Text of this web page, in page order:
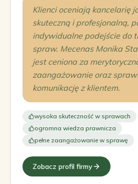
Klienci oceniają kancelarię
skuteczną i profesjonalną,
indywidualne podejście do
spraw. Mecenas Monika
jest ceniona za
zaangażowanie oraz
komunikację z klientem.
wysoka skuteczność w sprawach
ogromna wiedza prawnicza
pełne zaangażowanie w sprawę
Zobacz profil firmy